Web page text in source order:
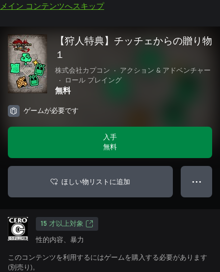
メイン コンテンツへスキップ
【狩人特典】チッチェからの贈り物
１
株式会社カプコン •
アクション & アドベンチャー
•
ロール プレイング
無料
ゲームが必要です
入手
無料
ほしい物リストに追加 ● ● ●
15 才以上対象
性的内容、暴力
このコンテンツを利用するにはゲームを購入する必要があります
(別売り)。